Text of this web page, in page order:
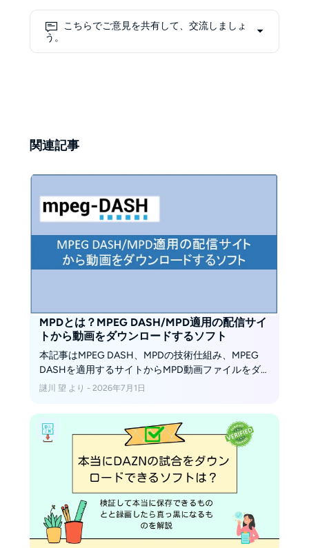
し、初心者のつまずきも先回りで
こちらでご意見を共有して、交流しましょ
う。
関連記事
MPDとは？MPEG DASH/MPD適用の配信サイ
トから動画をダウンロードするソフト
本記事はMPEG DASH、MPDの技術仕組み、MPEG
DASHを適用するサイトからMPD動画ファイルをダ
ウンロードするソフト、その使用手順などを紹介い
謎川 望 より - 2026年7月1日